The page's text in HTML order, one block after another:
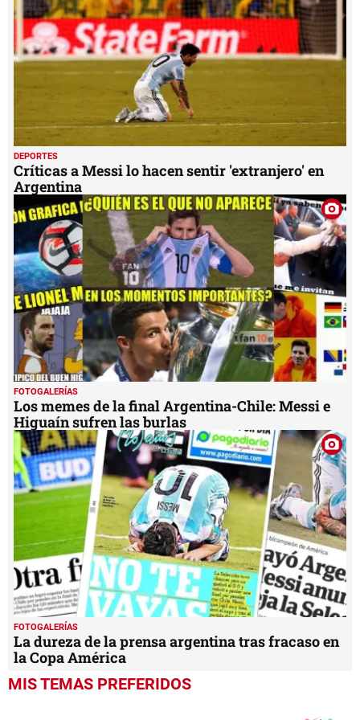
DEPORTES
Críticas a Messi lo hacen sentir 'extranjero' en
Argentina
FOTOGALERÍAS
Los memes de la final Argentina-Chile: Messi e
Higuaín sufren las burlas
FOTOGALERÍAS
La dureza de la prensa argentina tras fracaso en
la Copa América
MIS TEMAS PREFERIDOS